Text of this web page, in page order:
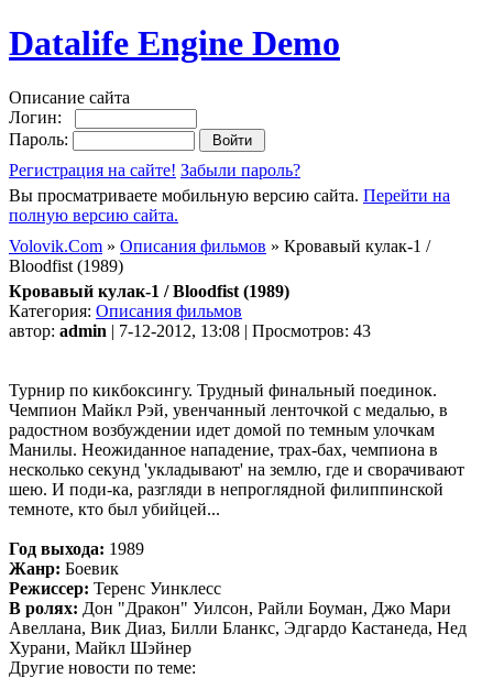
Datalife Engine Demo
Описание сайта
Логин:
Пароль:
Регистрация на сайте! Забыли пароль?
Вы просматриваете мобильную версию сайта. Перейти на
полную версию сайта.
Volovik.Com » Описания фильмов » Кровавый кулак-1 /
Bloodfist (1989)
Кровавый кулак-1 / Bloodfist (1989)
Категория: Описания фильмов
автор: admin | 7-12-2012, 13:08 | Просмотров: 43
Турнир по кикбоксингу. Трудный финальный поединок.
Чемпион Майкл Рэй, увенчанный ленточкой с медалью, в
радостном возбуждении идет домой по темным улочкам
Манилы. Неожиданное нападение, трах-бах, чемпиона в
несколько секунд 'укладывают' на землю, где и сворачивают
шею. И поди-ка, разгляди в непроглядной филиппинской
темноте, кто был убийцей...
Год выхода: 1989
Жанр: Боевик
Режиссер: Теренс Уинклесс
В ролях: Дон "Дракон" Уилсон, Райли Боуман, Джо Мари
Авеллана, Вик Диаз, Билли Бланкс, Эдгардо Кастанеда, Нед
Хурани, Майкл Шэйнер
Другие новости по теме: